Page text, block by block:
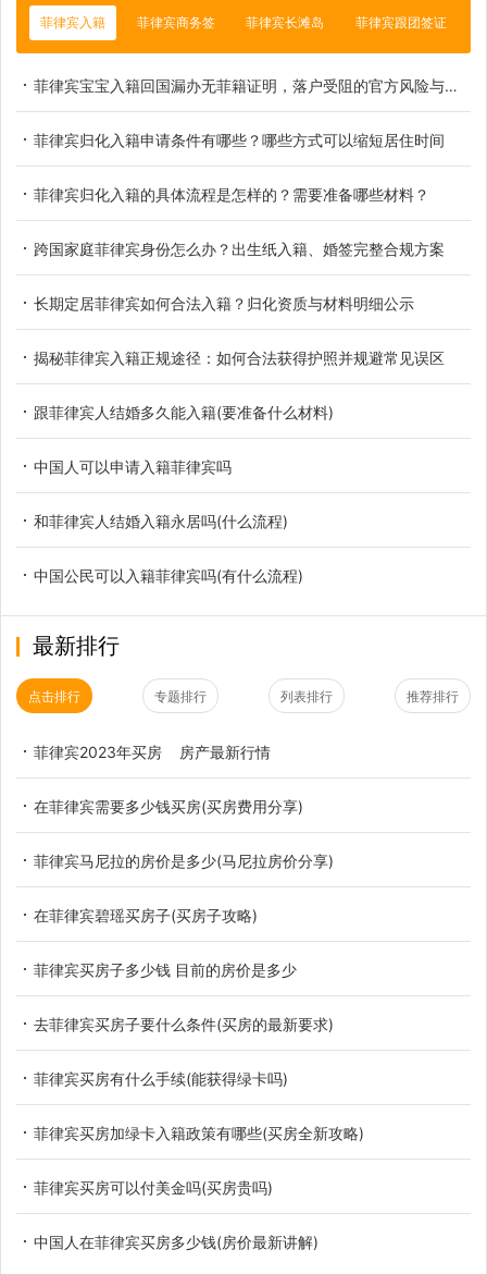
菲律宾入籍 菲律宾商务签 菲律宾长滩岛 菲律宾跟团签证
菲律宾宝宝入籍回国漏办无菲籍证明，落户受阻的官方风险与补救方案
菲律宾归化入籍申请条件有哪些？哪些方式可以缩短居住时间
菲律宾归化入籍的具体流程是怎样的？需要准备哪些材料？
跨国家庭菲律宾身份怎么办？出生纸入籍、婚签完整合规方案
长期定居菲律宾如何合法入籍？归化资质与材料明细公示
揭秘菲律宾入籍正规途径：如何合法获得护照并规避常见误区
跟菲律宾人结婚多久能入籍(要准备什么材料)
中国人可以申请入籍菲律宾吗
和菲律宾人结婚入籍永居吗(什么流程)
中国公民可以入籍菲律宾吗(有什么流程)
最新排行
点击排行 专题排行 列表排行 推荐排行
菲律宾2023年买房 房产最新行情
在菲律宾需要多少钱买房(买房费用分享)
菲律宾马尼拉的房价是多少(马尼拉房价分享)
在菲律宾碧瑶买房子(买房子攻略)
菲律宾买房子多少钱 目前的房价是多少
去菲律宾买房子要什么条件(买房的最新要求)
菲律宾买房有什么手续(能获得绿卡吗)
菲律宾买房加绿卡入籍政策有哪些(买房全新攻略)
菲律宾买房可以付美金吗(买房贵吗)
中国人在菲律宾买房多少钱(房价最新讲解)